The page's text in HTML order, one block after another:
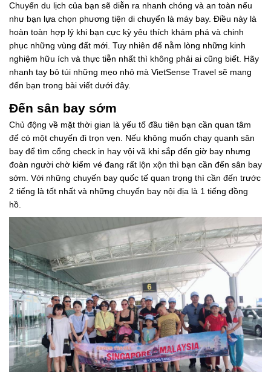
Chuyến du lịch của bạn sẽ diễn ra nhanh chóng và an toàn nếu
như bạn lựa chọn phương tiện di chuyển là máy bay. Điều này là
hoàn toàn hợp lý khi bạn cực kỳ yêu thích khám phá và chinh
phục những vùng đất mới. Tuy nhiên để nằm lòng những kinh
nghiệm hữu ích và thực tiễn nhất thì không phải ai cũng biết. Hãy
nhanh tay bỏ túi những mẹo nhỏ mà VietSense Travel sẽ mang
đến bạn trong bài viết dưới đây.
Đến sân bay sớm
Chủ động về mặt thời gian là yếu tố đầu tiên bạn cần quan tâm
để có một chuyến đi trọn vẹn. Nếu không muốn chạy quanh sân
bay để tìm cổng check in hay vội vã khi sắp đến giờ bay nhưng
đoàn người chờ kiểm vé đang rất lộn xộn thì bạn cần đến sân bay
sớm. Với những chuyến bay quốc tế quan trọng thì cần đến trước
2 tiếng là tốt nhất và những chuyến bay nội địa là 1 tiếng đồng
hồ.